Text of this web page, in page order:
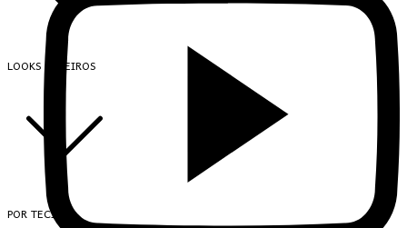
LOOKS INTEIROS
POR TECIDO